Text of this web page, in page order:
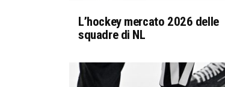
L’hockey mercato 2026 delle
squadre di NL